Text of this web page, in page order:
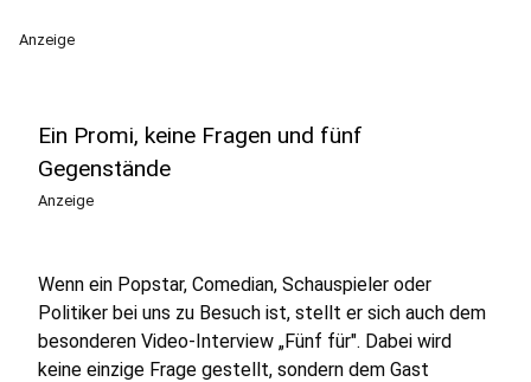
Anzeige
Ein Promi, keine Fragen und fünf
Gegenstände
Anzeige
Wenn ein Popstar, Comedian, Schauspieler oder
Politiker bei uns zu Besuch ist, stellt er sich auch dem
besonderen Video-Interview „Fünf für". Dabei wird
keine einzige Frage gestellt, sondern dem Gast